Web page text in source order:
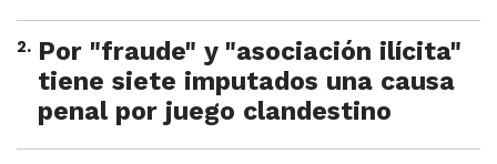
2. Por "fraude" y "asociación ilícita"
tiene siete imputados una causa
penal por juego clandestino